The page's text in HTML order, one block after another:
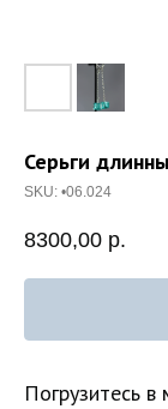
Серьги
SKU: •06.024
8300,00 р.
Погрузитесь